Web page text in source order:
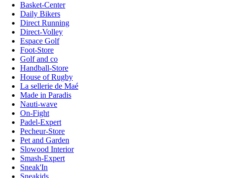
Basket-Center
Daily Bikers
Direct Running
Direct-Volley
Espace Golf
Foot-Store
Golf and co
Handball-Store
House of Rugby
La sellerie de Maé
Made in Paradis
Nauti-wave
On-Fight
Padel-Expert
Pecheur-Store
Pet and Garden
Slowood Interior
Smash-Expert
Sneak'In